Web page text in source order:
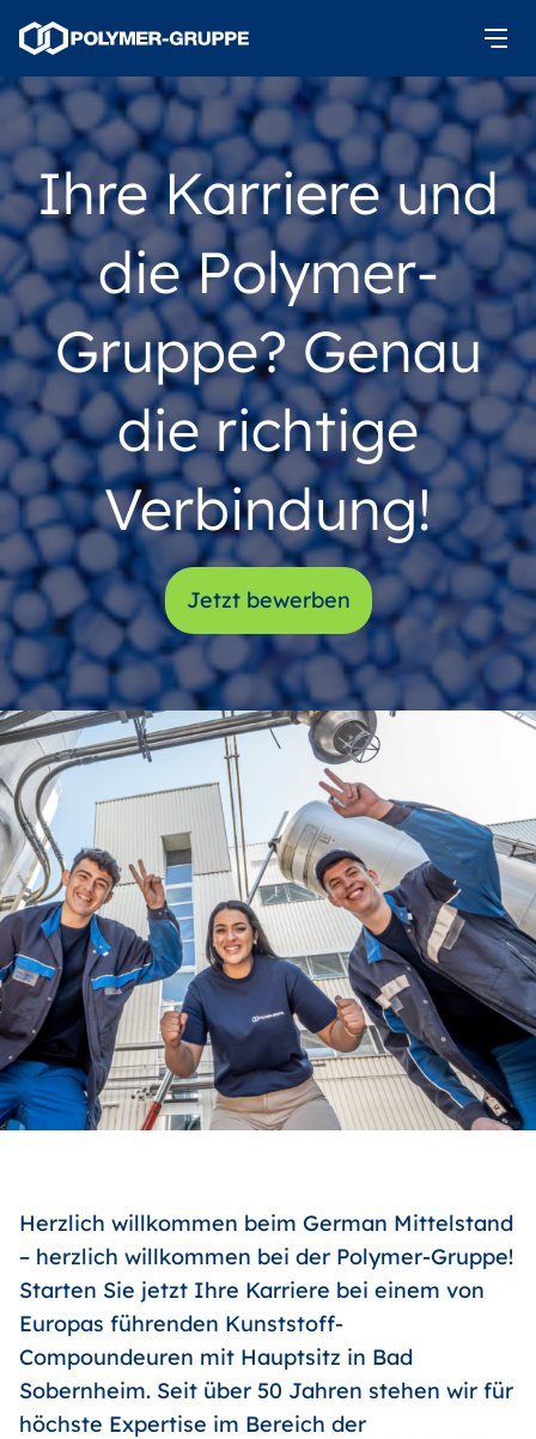
Ihre Karriere und
die Polymer-
Gruppe? Genau
die richtige
Verbindung!
Jetzt bewerben
Herzlich willkommen beim German Mittelstand
– herzlich willkommen bei der Polymer-Gruppe!
Starten Sie jetzt Ihre Karriere bei einem von
Europas führenden Kunststoff-
Compoundeuren mit Hauptsitz in Bad
Sobernheim. Seit über 50 Jahren stehen wir für
höchste Expertise im Bereich der